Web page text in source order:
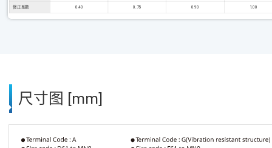
修正系数 0.40 0.75 0.90 1.00
尺寸图 [mm]